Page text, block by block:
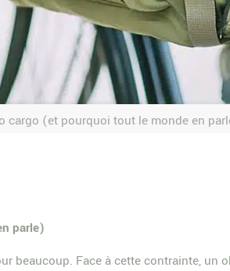
cargo (et pourquoi tout le monde en
parle)
beaucoup. Face à cette contrainte, un